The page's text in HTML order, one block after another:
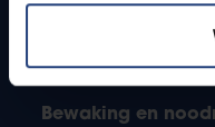
Bewaking en